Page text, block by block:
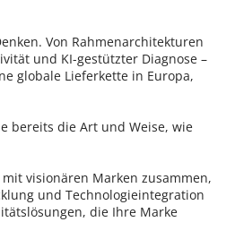
Von Rahmenarchitekturen
und KI-gestützter Diagnose –
globale Lieferkette in Europa,
bereits die Art und Weise, wie
visionären Marken zusammen,
und Technologieintegration
die Ihre Marke